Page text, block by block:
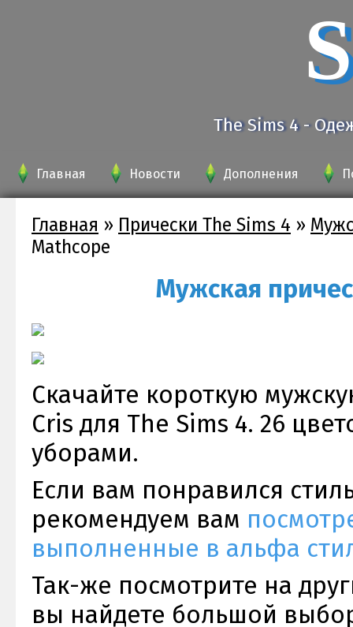
The Sims 4 -
Главная Новости Дополнения
Главная » Прически The Sims 4 »
Mathcope
Мужская
Скачайте короткую
Cris для The Sims 4. 26
уборами.
Если вам понравился
рекомендуем вам
выполненные в альфа
Так-же посмотрите на
вы найдете большой